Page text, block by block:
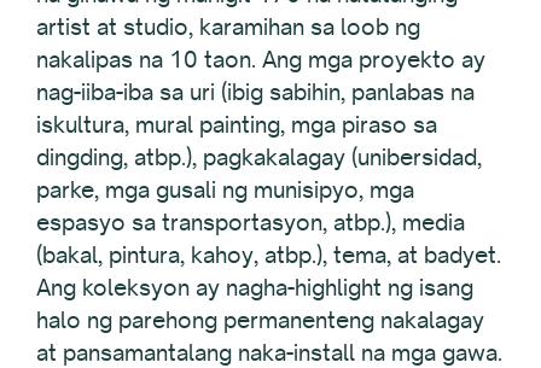
artist at studio, karamihan sa loob ng
nakalipas na 10 taon. Ang mga proyekto ay
nag-iiba-iba sa uri (ibig sabihin, panlabas na
iskultura, mural painting, mga piraso sa
dingding, atbp.), pagkakalagay (unibersidad,
parke, mga gusali ng munisipyo, mga
espasyo sa transportasyon, atbp.), media
(bakal, pintura, kahoy, atbp.), tema, at badyet.
Ang koleksyon ay nagha-highlight ng isang
halo ng parehong permanenteng nakalagay
at pansamantalang naka-install na mga gawa.